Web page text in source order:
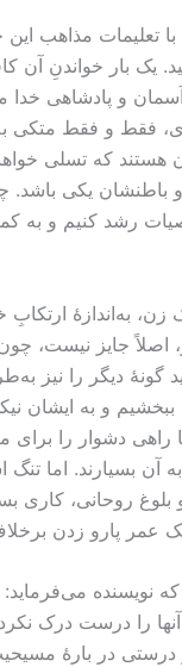
مذاهب اين
آمده است. این موعظه را می‌توانید در فصل‌های ۵،
و پادشاهی
فقط و فقط
هستند که تسلی
باطنشان یکی باشد.
رشد کنیم و به
به‌اندازۀ
جايز نيست، چون
گونۀ دیگر را نیز
و به ایشان
راهی دشوار را
آن بسیارند. اما
در راه مسیح و در مسیر رشد و
پارو زدن
می‌فرماید:
را درست درک
در بارۀ